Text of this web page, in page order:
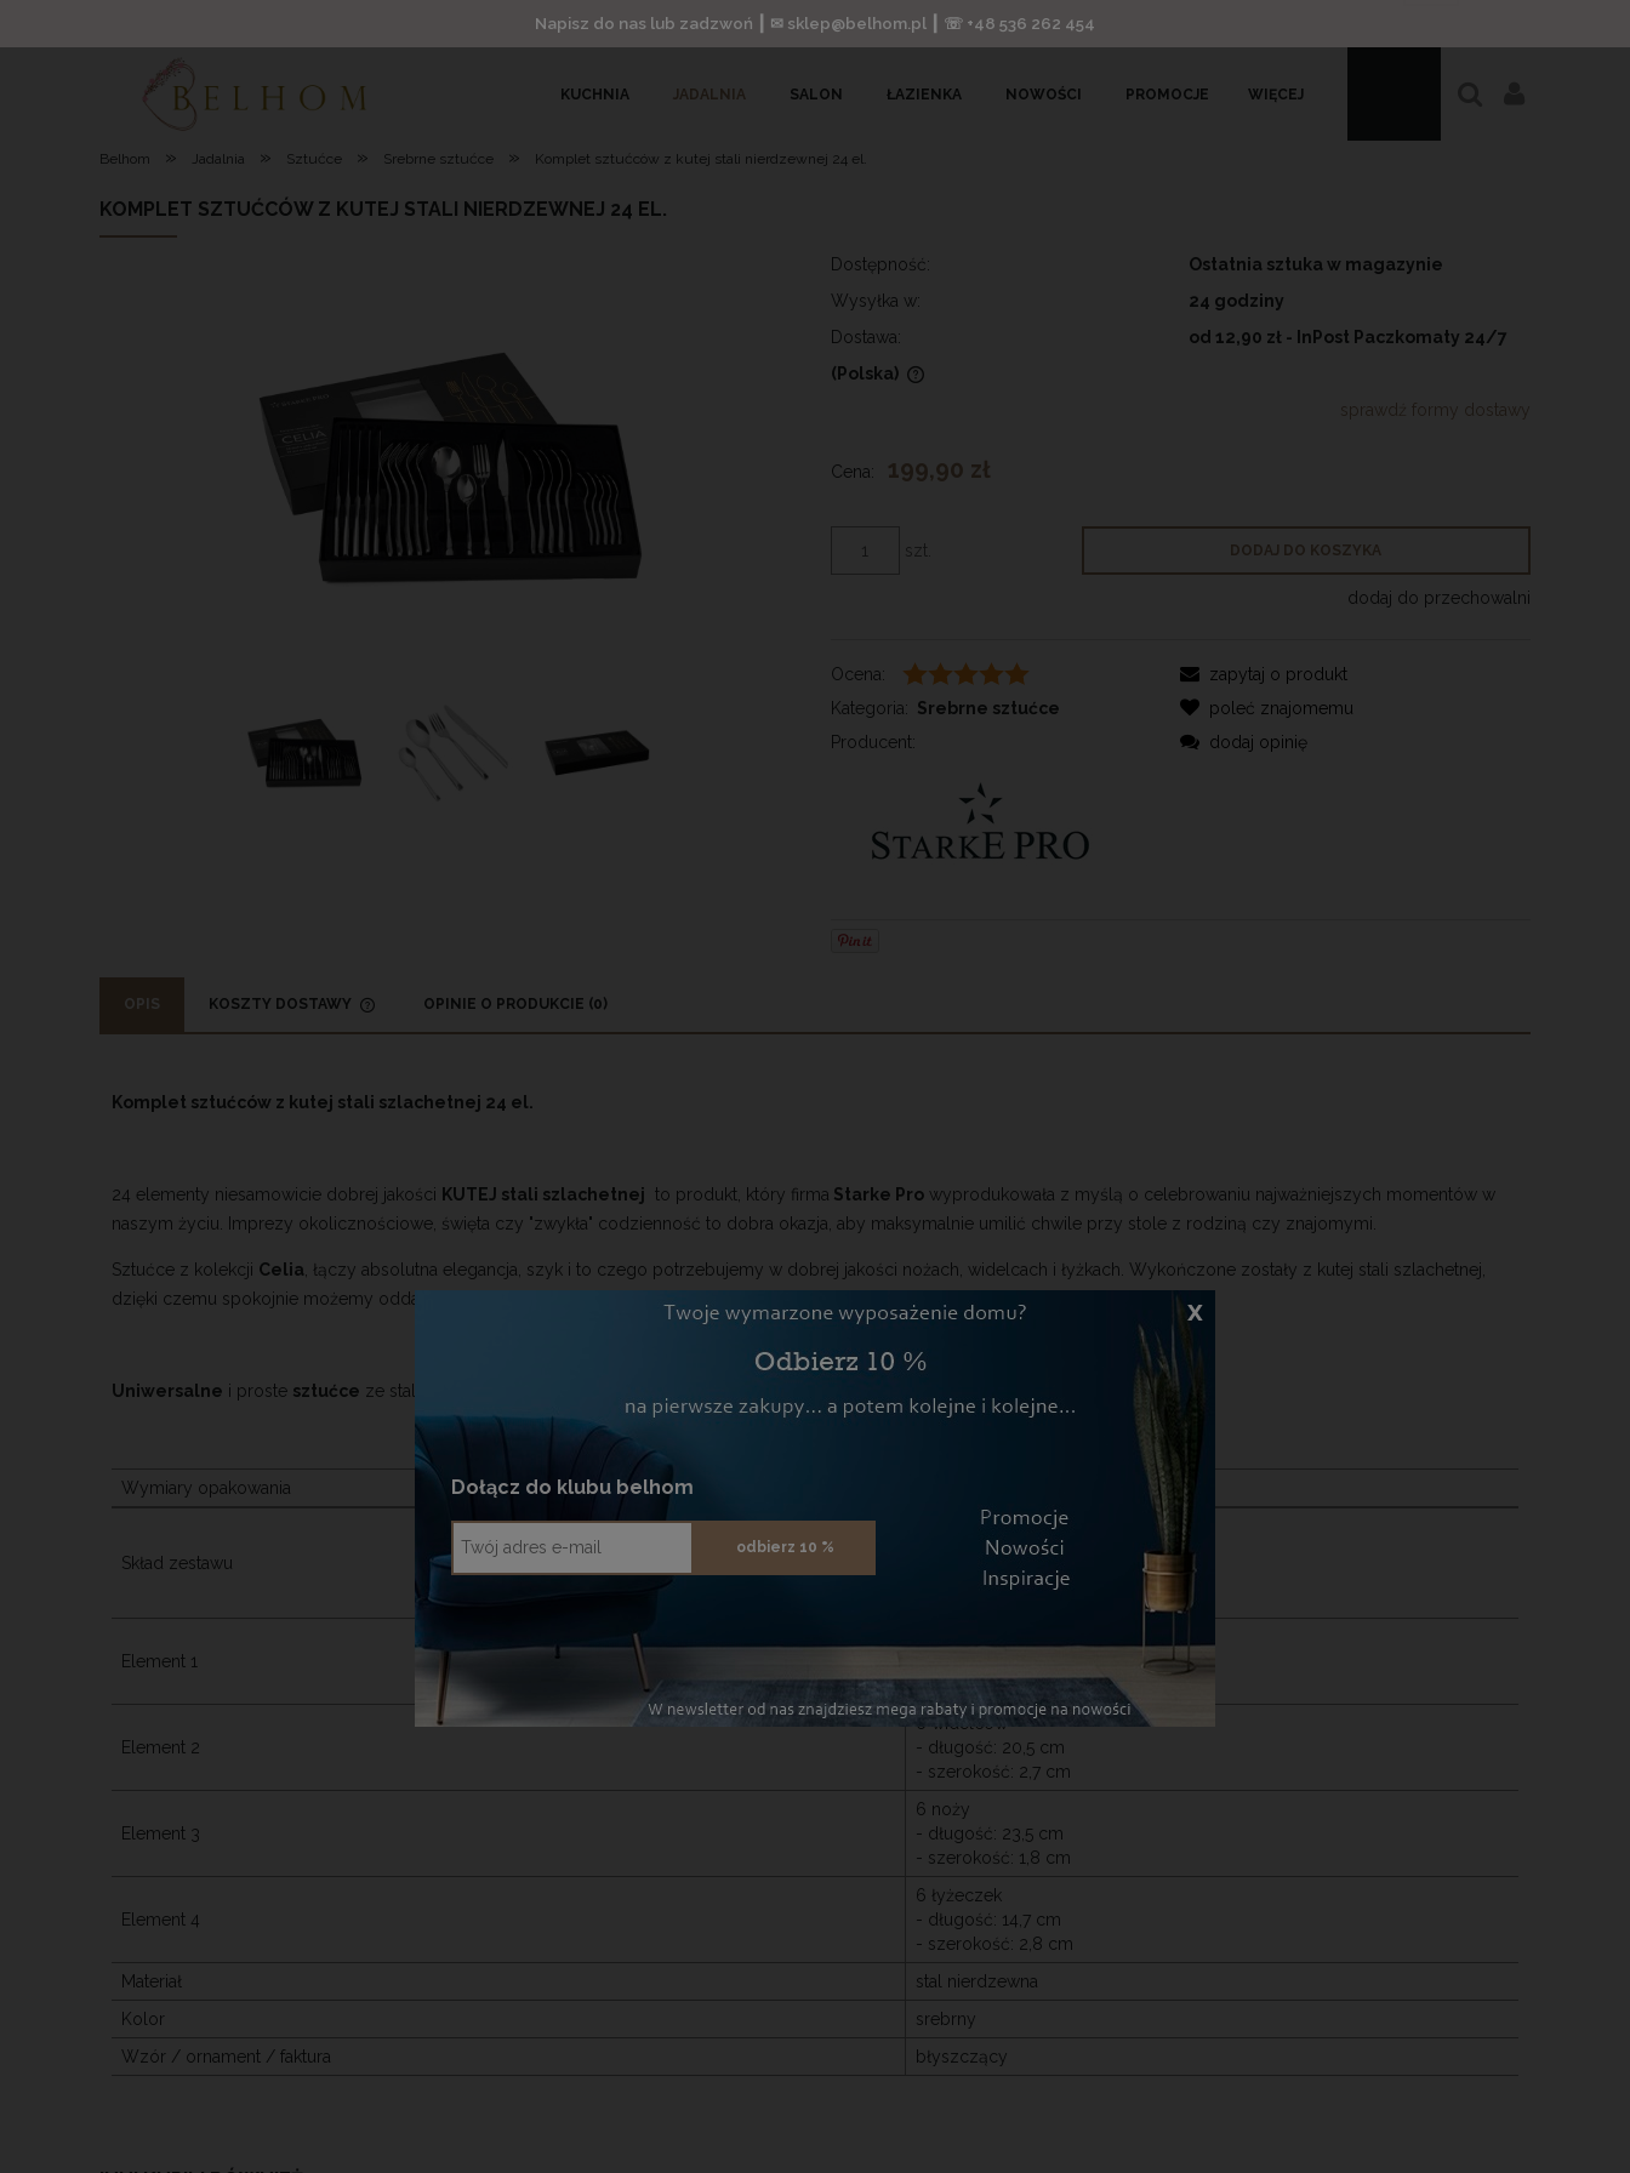
Napisz do nas lub zadzwoń ┃ ✉ sklep@belhom.pl ┃ ☏ +48 536 262 454
KUCHNIA JADALNIA SALON ŁAZIENKA NOWOŚCI PROMOCJE WIĘCEJ
Belhom » Jadalnia » Sztućce » Srebrne sztućce » Komplet sztućców z kutej stali nierdzewnej 24 el.
KOMPLET SZTUĆCÓW Z KUTEJ STALI NIERDZEWNEJ 24 EL.
Dostępność:
Ostatnia sztuka w magazynie
Wysyłka w:
24 godziny
Dostawa:
od 12,90 zł - InPost Paczkomaty 24/7
(Polska)
Cena nie zawiera ewentualnych
kosztów płatności
sprawdź formy dostawy
Cena: 199,90 zł
szt. DODAJ DO KOSZYKA
dodaj do przechowalni
Ocena:
Kategoria: Srebrne sztućce
Producent:
zapytaj o produkt
poleć znajomemu
dodaj opinię
OPIS KOSZTY DOSTAWY
KOSZTÓW PŁATNOŚCI
OPINIE O PRODUKCIE (0)
Komplet sztućców z kutej stali szlachetnej 24 el.
24 elementy niesamowicie dobrej jakości KUTEJ stali szlachetnej to produkt, który firma Starke Pro wyprodukowała z myślą o celebrowaniu najważniejszych momentów w
naszym życiu. Imprezy okolicznościowe, święta czy "zwykła" codzienność to dobra okazja, aby maksymalnie umilić chwile przy stole z rodziną czy znajomymi.
Sztućce z kolekcji Celia , łączy absolutna elegancja, szyk i to czego potrzebujemy w dobrej jakości nożach, widelcach i łyżkach. Wykończone zostały z kutej stali szlachetnej,
dzięki czemu spokojnie możemy oddać się chwili przyjemności nie zamartwiając się o względy jakościowe sztućców.
Uniwersalne i proste sztućce ze stali szlachetnej to dobry pomysł na prezent. Komplet został zapakowany w ozdobne pudełko.
Wymiary opakowania
Skład zestawu
- 6 łyżek
- 6 widelców
Element 1
- szerokość: 4,3 cm
Element 2
6 widelców
- długość: 20,5 cm
- szerokość: 2,7 cm
Element 3
6 noży
- długość: 23,5 cm
- szerokość: 1,8 cm
Element 4
6 łyżeczek
- długość: 14,7 cm
- szerokość: 2,8 cm
Materiał
stal nierdzewna
Kolor
srebrny
Wzór / ornament / faktura
błyszczący
x
Dołącz do klubu belhom
odbierz 10 %